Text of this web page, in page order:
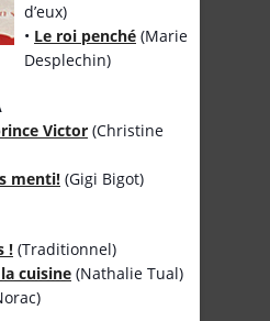
d’eux)
• Le roi penché (Marie
Desplechin)
Victor (Christine
menti! (Gigi Bigot)
! (Traditionnel)
cuisine (Nathalie Tual)